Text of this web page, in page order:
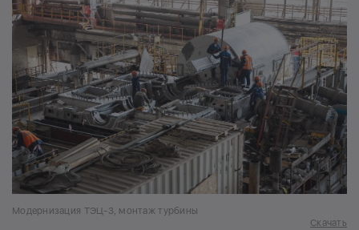
Модернизация ТЭЦ-3, монтаж турбины
Скачать